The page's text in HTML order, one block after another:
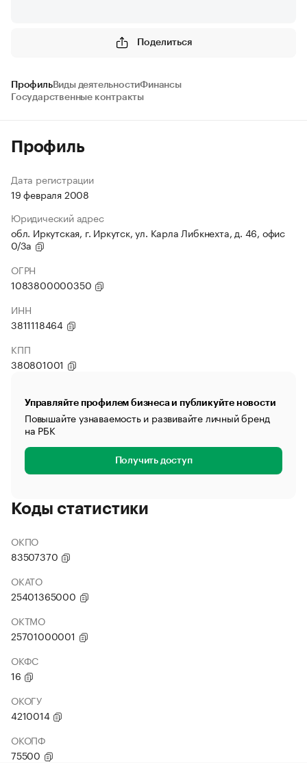
Поделиться
ПрофильВиды деятельностиФинансы
Государственные контракты
Профиль
Дата регистрации
19 февраля 2008
Юридический адрес
обл. Иркутская, г. Иркутск, ул. Карла Либкнехта, д. 46, офис
0/3а
ОГРН
1083800000350
ИНН
3811118464
КПП
380801001
Управляйте профилем бизнеса и публикуйте новости
Повышайте узнаваемость и развивайте личный бренд
на РБК
Получить доступ
Коды статистики
ОКПО
83507370
ОКАТО
25401365000
ОКТМО
25701000001
ОКФС
16
ОКОГУ
4210014
ОКОПФ
75500